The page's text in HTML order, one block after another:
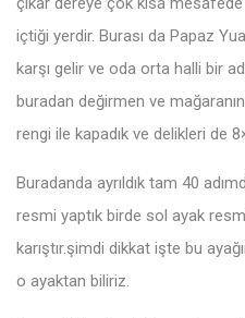
içtiği yerdir. Burası da Papaz
karşı gelir ve oda orta halli bir
buradan değirmen ve mağaranın
rengi ile kapadık ve delikleri de
Buradanda ayrıldık tam 40
resmi yaptık birde sol ayak
karıştır.şimdi dikkat işte bu
o ayaktan biliriz.